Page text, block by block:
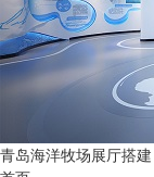
青岛海洋牧场展厅搭建